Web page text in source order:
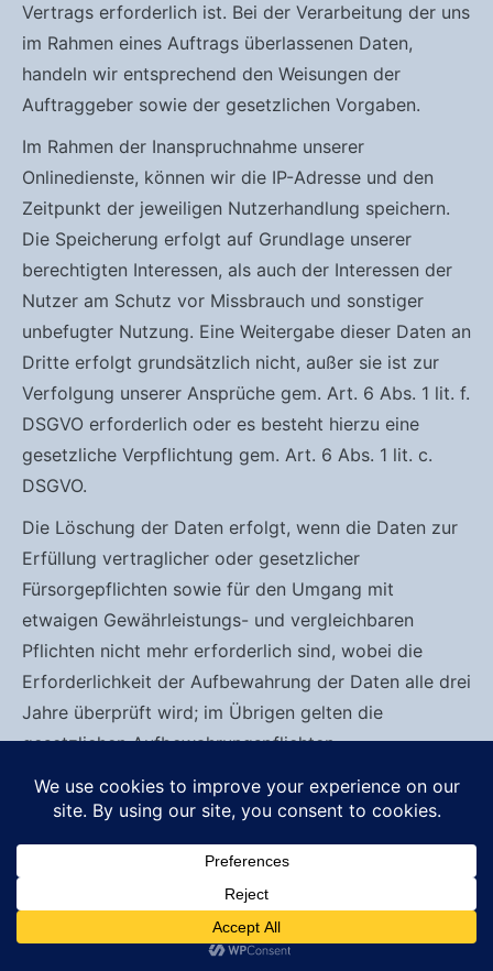
Vertrags erforderlich ist. Bei der Verarbeitung der uns
im Rahmen eines Auftrags überlassenen Daten,
handeln wir entsprechend den Weisungen der
Auftraggeber sowie der gesetzlichen Vorgaben.
Im Rahmen der Inanspruchnahme unserer
Onlinedienste, können wir die IP-Adresse und den
Zeitpunkt der jeweiligen Nutzerhandlung speichern.
Die Speicherung erfolgt auf Grundlage unserer
berechtigten Interessen, als auch der Interessen der
Nutzer am Schutz vor Missbrauch und sonstiger
unbefugter Nutzung. Eine Weitergabe dieser Daten an
Dritte erfolgt grundsätzlich nicht, außer sie ist zur
Verfolgung unserer Ansprüche gem. Art. 6 Abs. 1 lit. f.
DSGVO erforderlich oder es besteht hierzu eine
gesetzliche Verpflichtung gem. Art. 6 Abs. 1 lit. c.
DSGVO.
Die Löschung der Daten erfolgt, wenn die Daten zur
Erfüllung vertraglicher oder gesetzlicher
Fürsorgepflichten sowie für den Umgang mit
etwaigen Gewährleistungs- und vergleichbaren
Pflichten nicht mehr erforderlich sind, wobei die
Erforderlichkeit der Aufbewahrung der Daten alle drei
Jahre überprüft wird; im Übrigen gelten die
gesetzlichen Aufbewahrungspflichten.
Administration, Finanzbuchhaltung,
Büroorganisation, Kontaktverwaltung